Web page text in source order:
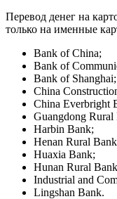
Перевод денег на
только на именные
Bank of China;
Bank of
Bank of Shanghai;
China
China Everbright
Guangdong Rural
Harbin Bank;
Henan Rural
Huaxia Bank;
Hunan Rural
Industrial and
Lingshan Bank.